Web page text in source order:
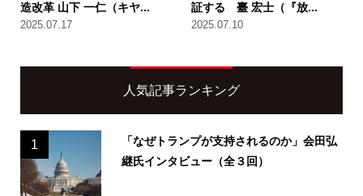
造改革 山下 一仁（キヤ...
2025.07.17
証する 臺 宏士（『放...
2025.07.10
人気記事ランキング
1
「なぜトランプが支持されるのか」会田弘
継氏インタビュー（全３回）